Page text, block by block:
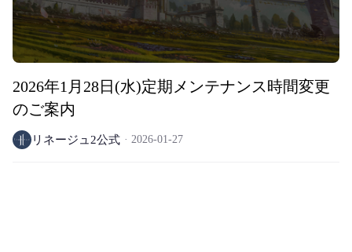
2026年1月28日(水)定期メンテナンス時間変更
のご案内
リネージュ2公式 2026-01-27